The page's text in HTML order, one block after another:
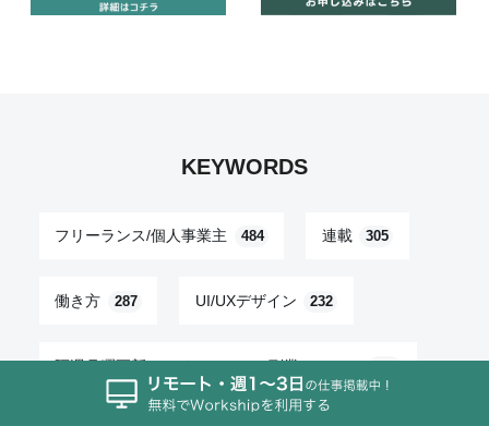
KEYWORDS
フリーランス/個人事業主 484 連載 305
働き方 287 UI/UXデザイン 232
隔週月曜更新！フリーランス・副業ニュース